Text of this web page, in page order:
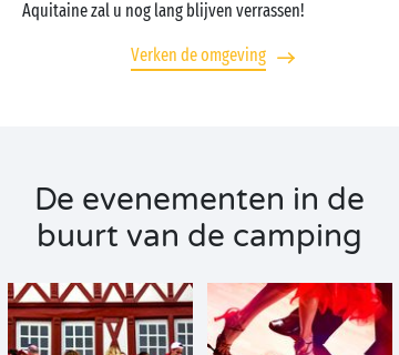
Aquitaine zal u nog lang blijven verrassen!
Verken de omgeving
De evenementen in de
buurt van de camping